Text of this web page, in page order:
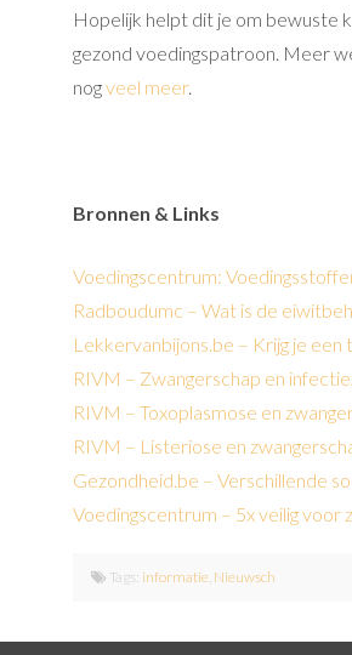
Hopelijk helpt dit je om bewuste
gezond voedingspatroon. Meer
nogveel meer.
Bronnen & Links
Voedingscentrum:
Radboudumc – Wat is de
Lekkervanbijons.be – Krijg je een
RIVM – Zwangerschap en
RIVM – Toxoplasmose en
RIVM – Listeriose en
Gezondheid.be – Verschillende
Voedingscentrum – 5x veilig voor
Tags: informatie Nieuwsch